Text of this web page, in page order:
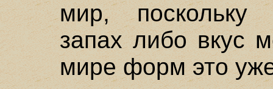
мир, поскольку
запах либо вкус
мире форм это